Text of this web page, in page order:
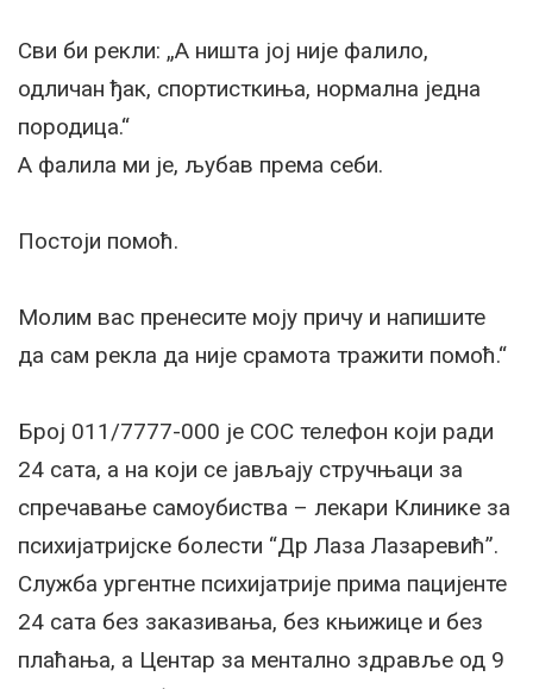
Сви би рекли: „А ништа јој није фалило,
одличан ђак, спортисткиња, нормална једна
породица.“
А фалила ми је, љубав према себи.
Постоји помоћ.
Молим вас пренесите моју причу и напишите
да сам рекла да није срамота тражити помоћ.“
Број 011/7777-000 је СОС телефон који ради
24 сата, а на који се јављају стручњаци за
спречавање самоубиства – лекари Клинике за
психијатријске болести “Др Лаза Лазаревић”.
Служба ургентне психијатрије прима пацијенте
24 сата без заказивања, без књижице и без
плаћања, а Центар за ментално здравље од 9